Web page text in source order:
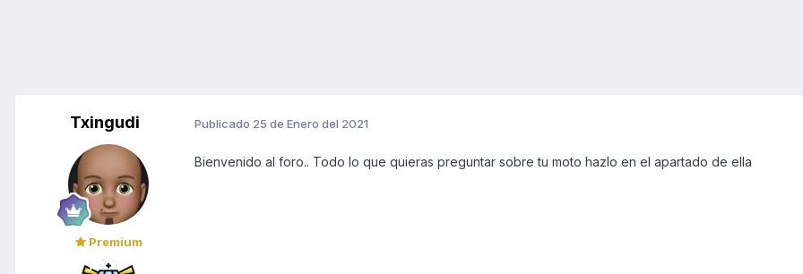
Txingudi
Premium
Publicado 25 de Enero del 2021
Bienvenido al foro.. Todo lo que quieras preguntar sobre tu moto hazlo en el apartado de ella